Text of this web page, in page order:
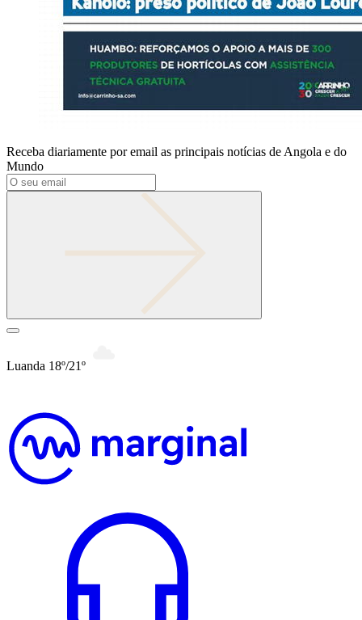
Receba diariamente por email as principais notícias de Angola e do
Mundo
Luanda 18º/21º